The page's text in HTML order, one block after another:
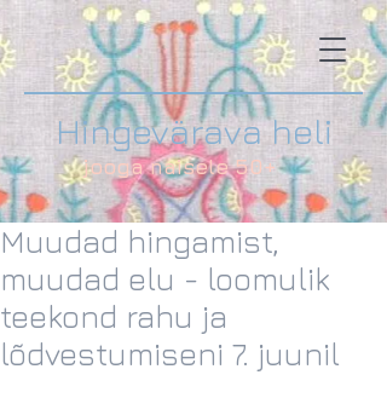
Hingevärava heli
jooga naisele 50+
Muudad hingamist,
muudad elu - loomulik
teekond rahu ja
lõdvestumiseni 7. juunil